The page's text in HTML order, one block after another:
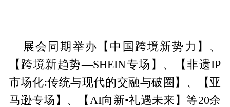
展会同期举办【中国跨境新势力】、
【跨境新趋势—SHEIN专场】、【非遗IP
市场化:传统与现代的交融与破圈】、【亚
马逊专场】、【AI向新•礼遇未来】等20余